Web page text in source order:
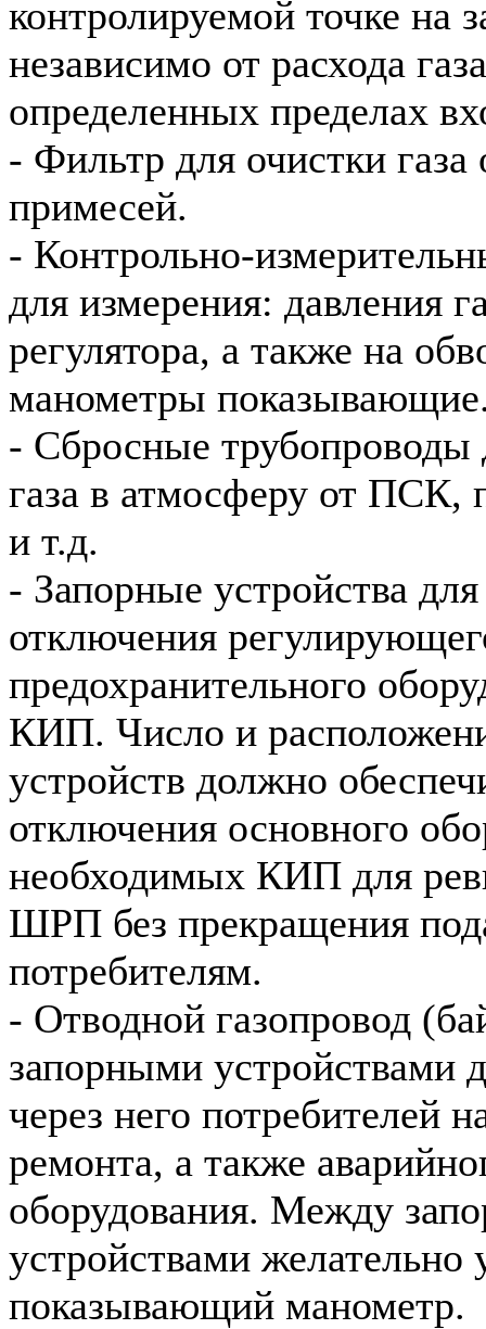
контролируемой точке на
независимо от расхода
определенных пределах
- Фильтр для очистки газа
примесей.
- Контрольно-
для измерения: давления
регулятора, а также на
манометры
- Сбросные трубопроводы
газа в атмосферу от ПСК,
и т.д.
- Запорные устройства
отключения
предохранительного
КИП. Число и
устройств должно
отключения основного
необходимых КИП для
ШРП без прекращения
потребителям.
- Отводной газопровод
запорными устройствами
через него потребителей
ремонта, а также
оборудования. Между
устройствами желательно
показывающий манометр.